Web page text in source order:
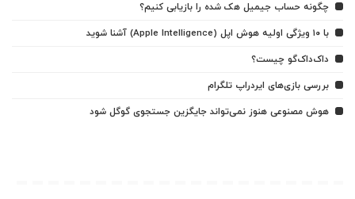
چگونه حساب جیمیل هک شده را بازیابی کنیم؟
با ۱۰ ویژگی اولیه هوش اپل (Apple Intelligence) آشنا شوید
داک‌داک‌گو چیست؟
بررسی بازی‌های ایردراپ تلگرام
هوش مصنوعی هنوز نمی‌تواند جایگزین جستجوی گوگل شود